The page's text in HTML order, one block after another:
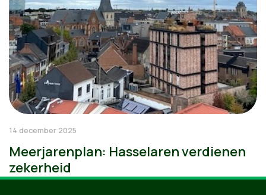
14 december 2025
Meerjarenplan: Hasselaren verdienen
zekerheid